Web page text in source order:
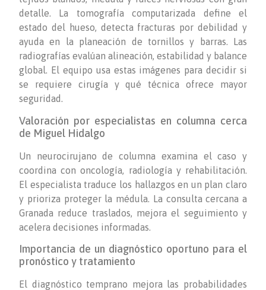
detalle. La tomografía computarizada define el
estado del hueso, detecta fracturas por debilidad y
ayuda en la planeación de tornillos y barras. Las
radiografías evalúan alineación, estabilidad y balance
global. El equipo usa estas imágenes para decidir si
se requiere cirugía y qué técnica ofrece mayor
seguridad.
Valoración por especialistas en columna cerca
de Miguel Hidalgo
Un neurocirujano de columna examina el caso y
coordina con oncología, radiología y rehabilitación.
El especialista traduce los hallazgos en un plan claro
y prioriza proteger la médula. La consulta cercana a
Granada reduce traslados, mejora el seguimiento y
acelera decisiones informadas.
Importancia de un diagnóstico oportuno para el
pronóstico y tratamiento
El diagnóstico temprano mejora las probabilidades